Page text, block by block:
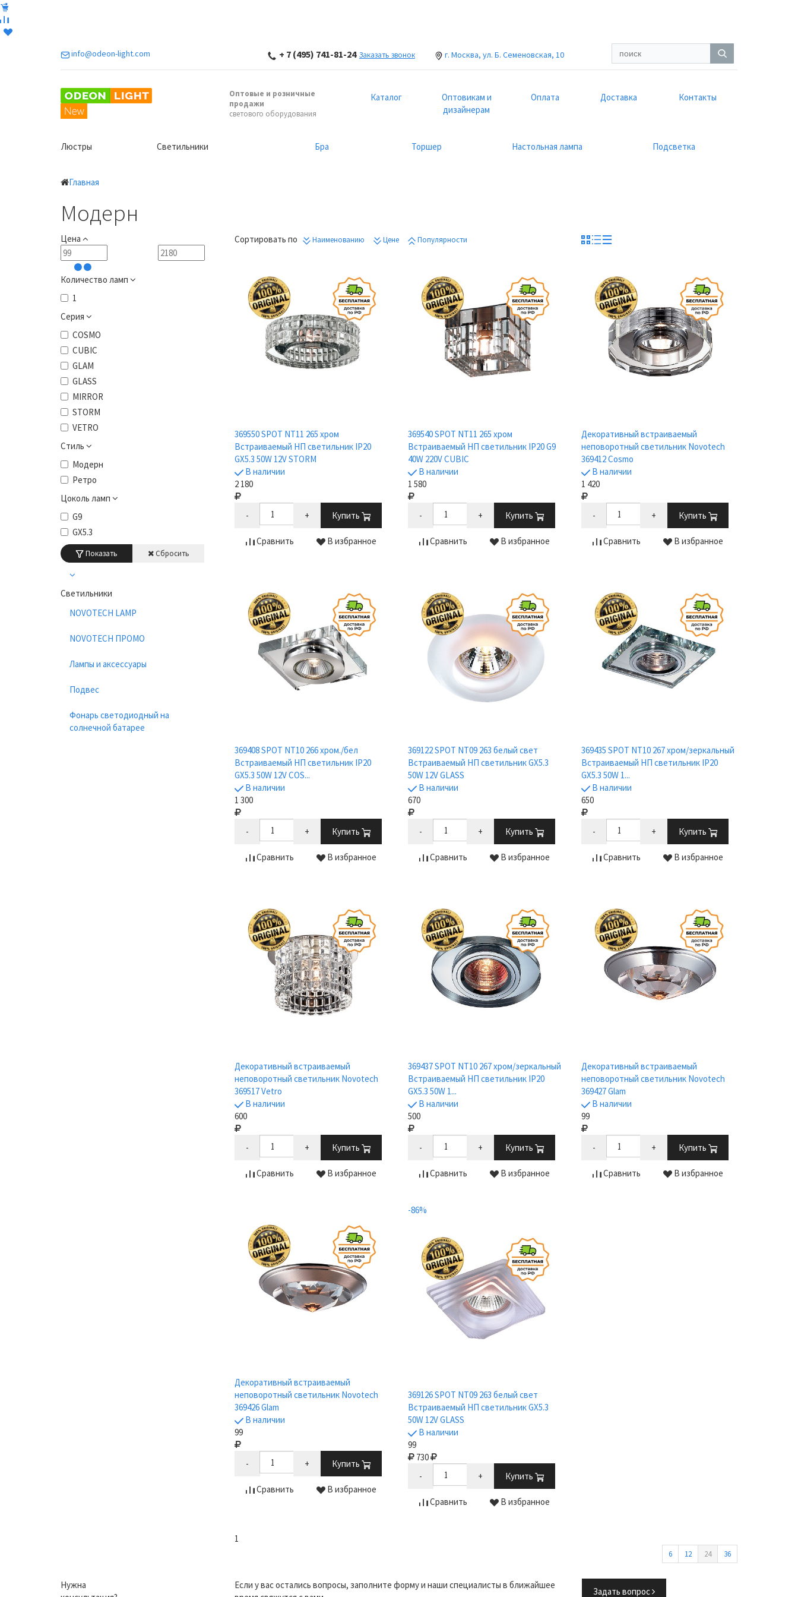
info@odeon-light.com + 7 (495) 741-81-24 Заказать звонок г. Москва, ул. Б. Семеновская, 10
Оптовые и розничные
продажи
светового оборудования
Каталог
Оптовикам и
дизайнерам
Оплата Доставка Контакты
Люстры Светильники Бра Торшер Настольная лампа Подсветка
Главная
Модерн
Цена
Количество ламп
1
Серия
COSMO
CUBIC
GLAM
GLASS
MIRROR
STORM
VETRO
Стиль
Модерн
Ретро
Цоколь ламп
G9
GX5.3
Показать Сбросить
Светильники
NOVOTECH LAMP
NOVOTECH ПРОМО
Лампы и аксессуары
Подвес
Фонарь светодиодный на
солнечной батарее
Сортировать по Наименованию Цене Популярности
369550 SPOT NT11 265 хром
Встраиваемый НП светильник IP20
GX5.3 50W 12V STORM
В наличии
2 180
- + Купить
Сравнить В избранное
369540 SPOT NT11 265 хром
Встраиваемый НП светильник IP20 G9
40W 220V CUBIC
В наличии
1 580
- + Купить
Сравнить В избранное
Декоративный встраиваемый
неповоротный светильник Novotech
369412 Cosmo
В наличии
1 420
- + Купить
Сравнить В избранное
369408 SPOT NT10 266 хром./бел
Встраиваемый НП светильник IP20
GX5.3 50W 12V COS...
В наличии
1 300
- + Купить
Сравнить В избранное
369122 SPOT NT09 263 белый свет
Встраиваемый НП светильник GX5.3
50W 12V GLASS
В наличии
670
- + Купить
Сравнить В избранное
369435 SPOT NT10 267 хром/зеркальный
Встраиваемый НП светильник IP20
GX5.3 50W 1...
В наличии
650
- + Купить
Сравнить В избранное
Декоративный встраиваемый
неповоротный светильник Novotech
369517 Vetro
В наличии
600
- + Купить
Сравнить В избранное
369437 SPOT NT10 267 хром/зеркальный
Встраиваемый НП светильник IP20
GX5.3 50W 1...
В наличии
500
- + Купить
Сравнить В избранное
Декоративный встраиваемый
неповоротный светильник Novotech
369427 Glam
В наличии
99
- + Купить
Сравнить В избранное
Декоративный встраиваемый
неповоротный светильник Novotech
369426 Glam
В наличии
99
- + Купить
Сравнить В избранное
-86%
369126 SPOT NT09 263 белый свет
Встраиваемый НП светильник GX5.3
50W 12V GLASS
В наличии
99
730
-
+ Купить
Сравнить В избранное
1
6 12 24 36
Нужна
Если у вас остались вопросы, заполните форму и наши специалисты в ближайшее
Задать вопрос